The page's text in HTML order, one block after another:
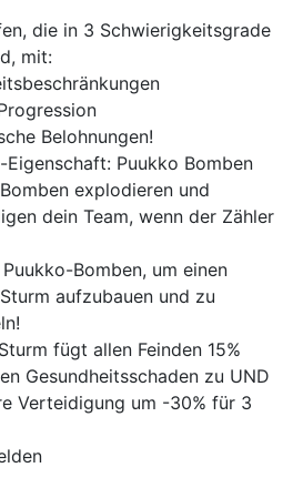
die in 3 Schwierigkeitsgrade
mit:
Belohnungen!
Eigenschaft: Puukko Bomben
explodieren und
dein Team, wenn der Zähler
Bomben, um einen
aufzubauen und zu
fügt allen Feinden 15%
Gesundheitsschaden zu UND
Verteidigung um -30% für 3